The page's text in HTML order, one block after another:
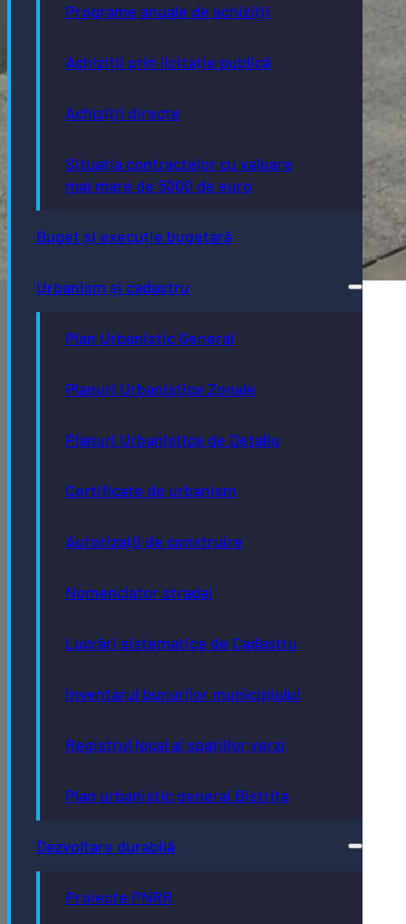
Programe anuale de achiziții
Achiziții prin licitație publică
Achiziții directe
Situația contractelor cu valoare
mai mare de 5000 de euro
Buget și execuție bugetară
Urbanism și cadastru
Plan Urbanistic General
Planuri Urbanistice Zonale
Planuri Urbanistice de Detaliu
Certificate de urbanism
Autorizații de construire
Nomenclator stradal
Lucrări sistematice de Cadastru
Inventarul bunurilor municipiului
Registrul local al spațiilor verzi
Plan urbanistic general Bistrița
Dezvoltare durabilă
Proiecte PNRR